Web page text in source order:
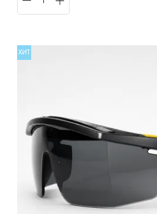
ХИТ